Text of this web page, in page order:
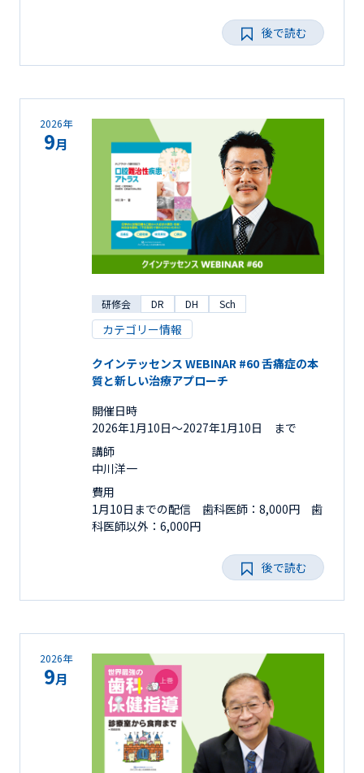
後で読む
2026年
9月
研修会 DR DH Sch
カテゴリー情報
クインテッセンス WEBINAR #60 舌痛症の本
質と新しい治療アプローチ
開催日時
2026年1月10日〜2027年1月10日 まで
講師
中川洋一
費用
1月10日までの配信 歯科医師：8,000円 歯
科医師以外：6,000円
後で読む
2026年
9月